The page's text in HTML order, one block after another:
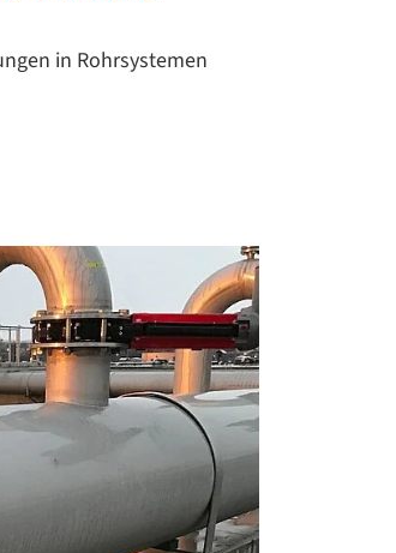
in Rohrsystemen